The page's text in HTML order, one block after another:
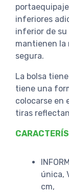
inferiores
inferior de
mantienen la
segura.
La bolsa
tiene una
colocarse en
tiras
única,
cm,